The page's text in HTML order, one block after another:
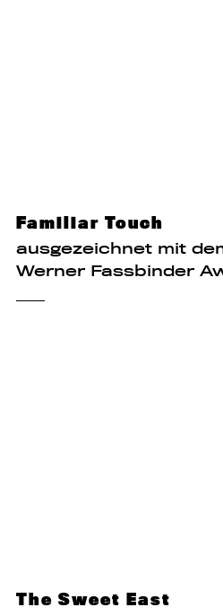
Familiar Touch
ausgezeichnet mit
Werner Fassbinder
The Sweet East